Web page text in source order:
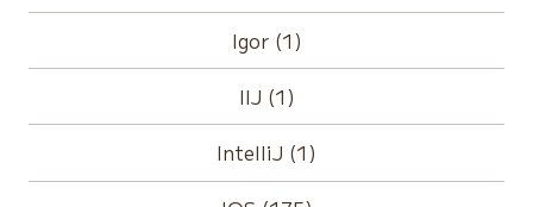
Igor (1)
IIJ (1)
IntelliJ (1)